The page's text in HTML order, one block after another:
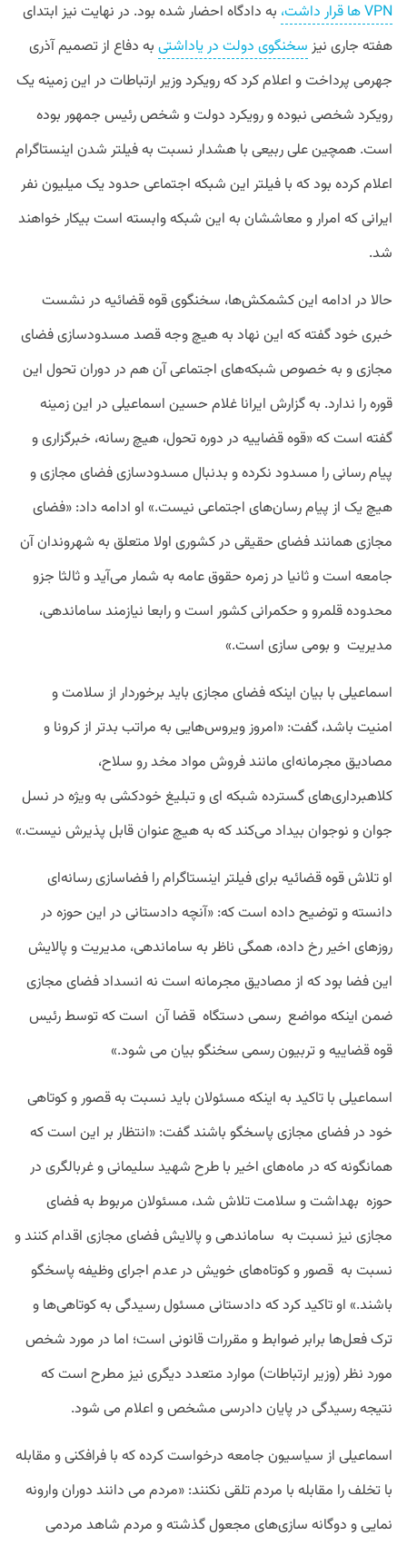
VPN ها قرار داشت،
به دادگاه احضار شده بود. در نهایت نیز ابتدای
هفته جاری نیز سخنگوی دولت در یاداشتی به دفاع از تصمیم آذری
جهرمی پرداخت و اعلام کرد که رویکرد وزیر ارتباطات در این زمینه یک
رویکرد شخصی نبوده و رویکرد دولت و شخص رئیس جمهور بوده
است. همچین علی ربیعی با هشدار نسبت به فیلتر شدن اینستاگرام
اعلام کرده بود که با فیلتر این شبکه اجتماعی حدود یک میلیون نفر
ایرانی که امرار و معاششان به این شبکه وابسته است بیکار خواهند
شد.
حالا در ادامه این کشمکش‌ها، سخنگوی قوه قضائیه در نشست
خبری خود گفته که این نهاد به هیچ وجه قصد مسدودسازی فضای
مجازی و به خصوص شبکه‌های اجتماعی آن هم در دوران تحول این
قوره را ندارد. به گزارش ایرانا غلام‌ حسین اسماعیلی در این زمینه
گفته است که «قوه قضاییه در دوره تحول، هیچ رسانه، خبرگزاری و
پیام رسانی را مسدود نکرده و بدنبال مسدودسازی فضای مجازی و
هیچ یک از پیام رسان‌های اجتماعی نیست.» او ادامه داد: «فضای
مجازی همانند فضای حقیقی در کشوری اولا متعلق به شهروندان آن
جامعه است و ثانیا در زمره حقوق عامه به شمار می‌آید و ثالثا جزو
محدوده قلمرو و حکمرانی کشور است و رابعا نیازمند ساماندهی،
مدیریت و بومی سازی است.»
اسماعیلی با بیان اینکه فضای مجازی باید برخوردار از سلامت و
امنیت باشد، گفت: «امروز ویروس‌هایی به مراتب بدتر از کرونا و
مصادیق مجرمانه‌ای مانند فروش مواد مخد رو سلاح،
کلاهبرداری‌های گسترده شبکه ای و تبلیغ خودکشی به ویژه در نسل
جوان و نوجوان بیداد می‌کند که به هیچ عنوان قابل پذیرش نیست.»
او تلاش قوه قضائیه برای فیلتر اینستاگرام را فضاسازی رسانه‌ای
دانسته و توضیح داده است که: «آنچه دادستانی در این حوزه در
روزهای اخیر رخ داده، همگی ناظر به ساماندهی، مدیریت و پالایش
این فضا بود که از مصادیق مجرمانه است نه انسداد فضای مجازی
ضمن اینکه مواضع رسمی دستگاه قضا آن است که توسط رئیس
قوه قضاییه و تربیون رسمی سخنگو بیان می شود.»
اسماعیلی با تاکید به اینکه مسئولان باید نسبت به قصور و کوتاهی
خود در فضای مجازی پاسخگو باشند گفت: «انتظار بر این است که
همانگونه که در ماه‌های اخیر با طرح شهید سلیمانی و غربالگری در
حوزه بهداشت و سلامت تلاش شد، مسئولان مربوط به فضای
مجازی نیز نسبت به ساماندهی و پالایش فضای مجازی اقدام کنند و
نسبت به قصور و کوتاه‌های خویش در عدم اجرای وظیفه پاسخگو
باشند.» او تاکید کرد که دادستانی مسئول رسیدگی به کوتاهی‌ها و
ترک فعل‌ها برابر ضوابط و مقررات قانونی است؛ اما در مورد شخص
مورد نظر (وزیر ارتباطات) موارد متعدد دیگری نیز مطرح است که
نتیجه رسیدگی در پایان دادرسی مشخص و اعلام می شود.
اسماعیلی از سیاسیون جامعه درخواست کرده که با فرافکنی و مقابله
با تخلف را مقابله با مردم تلقی نکنند: «مردم می دانند دوران وارونه
نمایی و دوگانه سازی‌های مجعول گذشته و مردم شاهد مردمی